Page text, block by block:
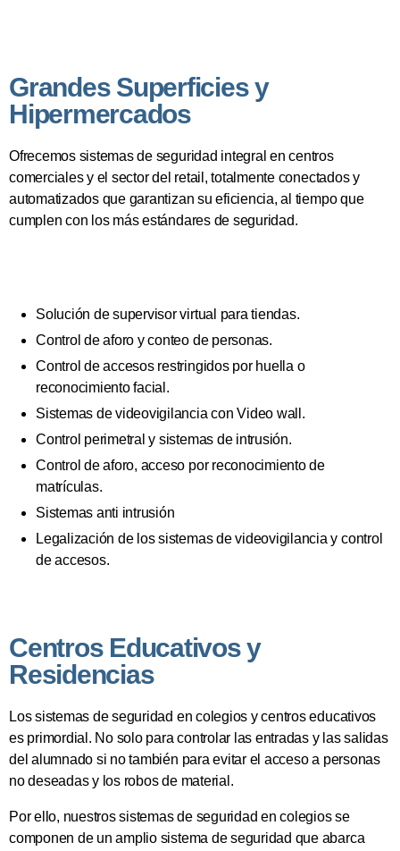
Grandes Superficies y
Hipermercados
Ofrecemos sistemas de seguridad integral en centros
comerciales y el sector del retail, totalmente conectados y
automatizados que garantizan su eficiencia, al tiempo que
cumplen con los más estándares de seguridad.
Solución de supervisor virtual para tiendas.
Control de aforo y conteo de personas.
Control de accesos restringidos por huella o
reconocimiento facial.
Sistemas de videovigilancia con Video wall.
Control perimetral y sistemas de intrusión.
Control de aforo, acceso por reconocimiento de
matrículas.
Sistemas anti intrusión
Legalización de los sistemas de videovigilancia y control
de accesos.
Centros Educativos y
Residencias
Los sistemas de seguridad en colegios y centros educativos
es primordial. No solo para controlar las entradas y las salidas
del alumnado si no también para evitar el acceso a personas
no deseadas y los robos de material.
Por ello, nuestros sistemas de seguridad en colegios se
componen de un amplio sistema de seguridad que abarca